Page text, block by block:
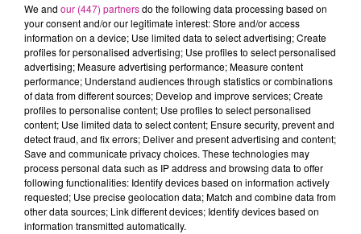
EVA
Sur La Piste
EAGLE-EYE CHERRY
Save Tonight
SONNY FODERA
All This Time
6h33
6h33 6h29
6h29 6h26
6h26
We and our (447) partnersdo the following data processing based on
your consent and/or our legitimate interest: Store and/or access
information on a device; Use limited data to select advertising; Create
profiles for personalised advertising; Use profiles to select personalised
advertising; Measure advertising performance; Measure content
performance; Understand audiences through statistics or combinations
of data from different sources; Develop and improve services; Create
profiles to personalise content; Use profiles to select personalised
content; Use limited data to select content; Ensure security, prevent and
detect fraud, and fix errors; Deliver and present advertising and content;
Save and communicate privacy choices. These technologies may
process personal data such as IP address and browsing data to offer
following functionalities: Identify devices based on information actively
requested; Use precise geolocation data; Match and combine data from
other data sources; Link different devices; Identify devices based on
information transmitted automatically.